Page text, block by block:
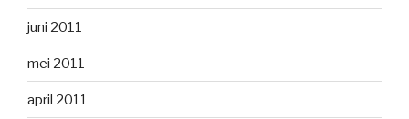
juni 2011
mei 2011
april 2011